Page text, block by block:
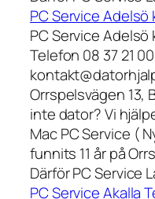
PC Service Adelsö
PC Service Adelsö
Telefon 08 37 21
Orrspelsvägen 13,
inte dator? Vi
Mac PC Service (
funnits 11 år på
Därför PC Service
PC Service Akalla